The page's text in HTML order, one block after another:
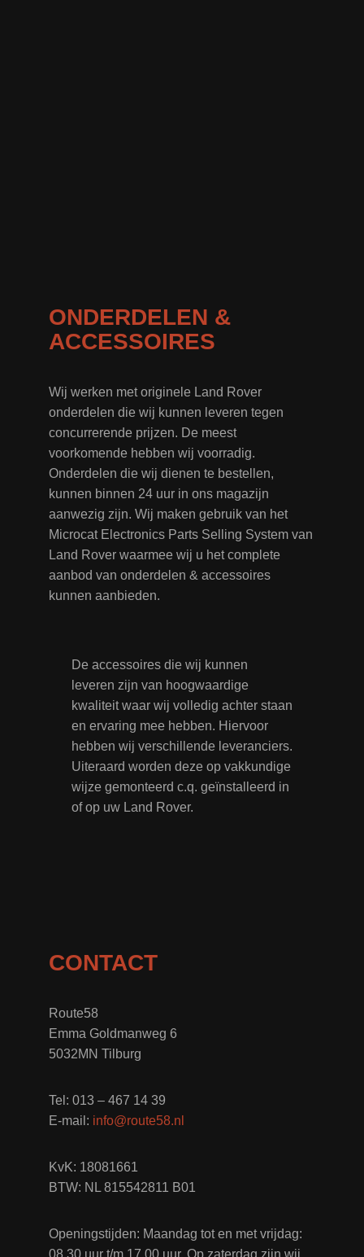
ONDERDELEN &
ACCESSOIRES
Wij werken met originele Land Rover
onderdelen die wij kunnen leveren tegen
concurrerende prijzen. De meest
voorkomende hebben wij voorradig.
Onderdelen die wij dienen te bestellen,
kunnen binnen 24 uur in ons magazijn
aanwezig zijn. Wij maken gebruik van het
Microcat Electronics Parts Selling System van
Land Rover waarmee wij u het complete
aanbod van onderdelen & accessoires
kunnen aanbieden.
De accessoires die wij kunnen
leveren zijn van hoogwaardige
kwaliteit waar wij volledig achter staan
en ervaring mee hebben. Hiervoor
hebben wij verschillende leveranciers.
Uiteraard worden deze op vakkundige
wijze gemonteerd c.q. geïnstalleerd in
of op uw Land Rover.
CONTACT
Route58
Emma Goldmanweg 6
5032MN Tilburg
Tel: 013 – 467 14 39
E-mail: info@route58.nl
KvK: 18081661
BTW: NL 815542811 B01
Openingstijden: Maandag tot en met vrijdag:
08.30 uur t/m 17.00 uur. Op zaterdag zijn wij